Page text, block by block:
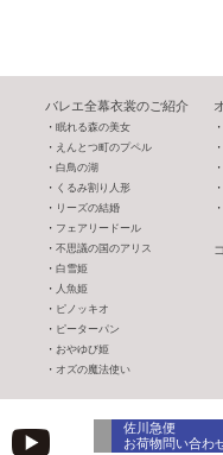
バレエ全幕衣裳のご紹介
眠れる森の美女
えんとつ町のプペル
白鳥の湖
くるみ割り人形
リーズの結婚
フェアリードール
不思議の国のアリス
白雪姫
人魚姫
ピノッキオ
ピーターパン
おやゆび姫
オズの魔法使い
佐川急便
お荷物問い合わ